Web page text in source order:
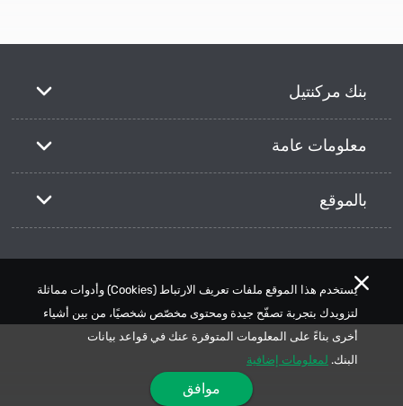
يستخدم هذا الموقع ملفات تعريف الارتباط (Cookies) وأدوات مماثلة
لتزويدك بتجربة تصفّح جيدة ومحتوى مخصّص شخصيًا، من بين أشياء
أخرى بناءً على المعلومات المتوفرة عنك في قواعد بيانات
البنك. لمعلومات إضافية
موافق
بنك مركنتيل
معلومات عامة
بالموقع